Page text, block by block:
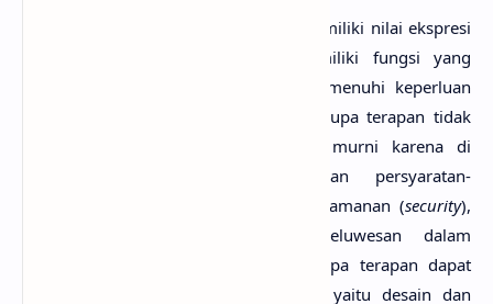
Berbeda dengan seni murni. Selain memiliki nilai ekspresi
dan estetis, seni terapan juga memiliki fungsi yang
pragmatis, yakni berperan dalam memenuhi keperluan
hidup manusia. Membuat karya seni rupa terapan tidak
sebebas membuat karya seni rupa murni karena di
dalamnya harus mempertimbangkan persyaratan-
persyaratan tertentu, seperti syarat keamanan (security),
), dan keluwesan dalam
). Karya seni rupa terapan dapat
digolongkan menjadi dua kelompok, yaitu desain dan